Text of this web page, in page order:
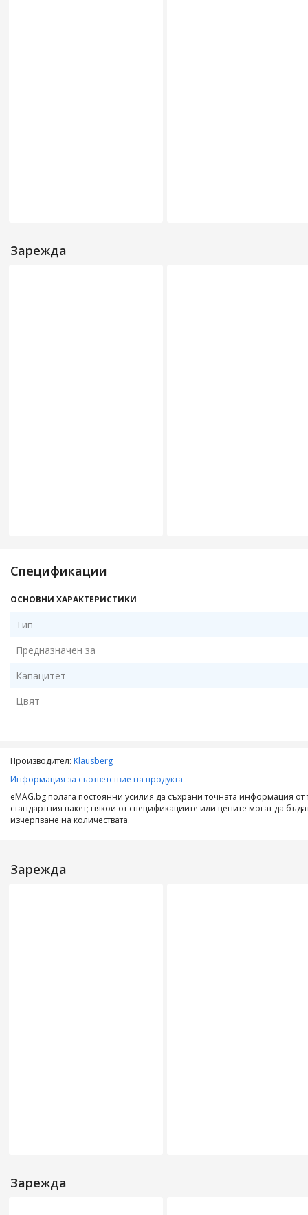
Зарежда
Спецификации
ОСНОВНИ ХАРАКТЕРИСТИКИ
Тип
Предназначен за
Капацитет
Цвят
Производител: Klausberg
Информация за съответствие на продукта
eMAG.bg полага постоянни усилия да съхрани точната информация
стандартния пакет; някои от спецификациите или цените могат да
изчерпване на количествата.
Зарежда
Зарежда